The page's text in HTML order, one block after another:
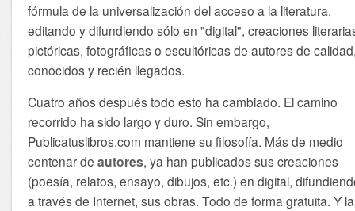
fórmula de la universalización del acceso a la literatura,
editando y difundiendo sólo en "digital", creaciones
pictóricas, fotográficas o escultóricas de autores de
conocidos y recién llegados.
Cuatro años después todo esto ha cambiado. El camino
recorrido ha sido largo y duro. Sin embargo,
Publicatuslibros.com mantiene su filosofía. Más de medio
centenar deautores, ya han publicados sus creaciones
(poesía, relatos, ensayo, dibujos, etc.) en digital,
a través de Internet, sus obras. Todo de forma gratuita. Y la